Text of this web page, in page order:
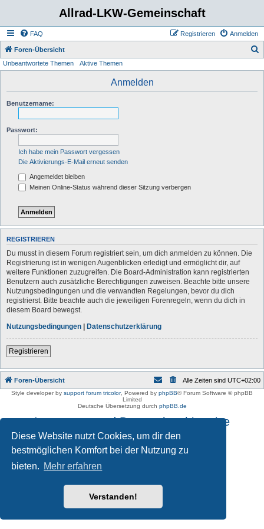
Diese Website nutzt Cookies, um dir den
bestmöglichen Komfort bei der Nutzung zu
bieten. Mehr erfahren
Verstanden!
Allrad-LKW-Gemeinschaft
FAQ Anmelden
Registrieren
Foren-Übersicht
Unbeantwortete Themen Aktive Themen
Anmelden
Benutzername:
Passwort:
Ich habe mein Passwort vergessen
Die Aktivierungs-E-Mail erneut senden
Angemeldet bleiben
Meinen Online-Status während dieser Sitzung verbergen
REGISTRIEREN
Du musst in diesem Forum registriert sein, um dich anmelden zu können. Die
Registrierung ist in wenigen Augenblicken erledigt und ermöglicht dir, auf
weitere Funktionen zuzugreifen. Die Board-Administration kann registrierten
Benutzern auch zusätzliche Berechtigungen zuweisen. Beachte bitte unsere
Nutzungsbedingungen und die verwandten Regelungen, bevor du dich
registrierst. Bitte beachte auch die jeweiligen Forenregeln, wenn du dich in
diesem Board bewegst.
Nutzungsbedingungen | Datenschutzerklärung
Registrieren
Foren-Übersicht Alle Zeiten sind UTC+02:00
Style developer by support forum tricolor, Powered by phpBB® Forum Software © phpBB
Limited
Deutsche Übersetzung durch phpBB.de
Impressum und Datenschutzhinweise